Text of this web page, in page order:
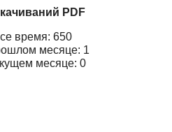
PDF
время: 650
месяце: 1
месяце: 0